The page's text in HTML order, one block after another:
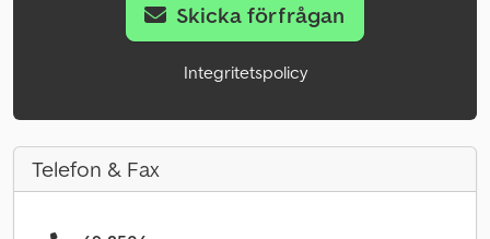
Skicka förfrågan
Integritetspolicy
Telefon & Fax